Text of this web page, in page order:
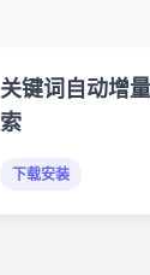
关键词自动增
索
下载安装